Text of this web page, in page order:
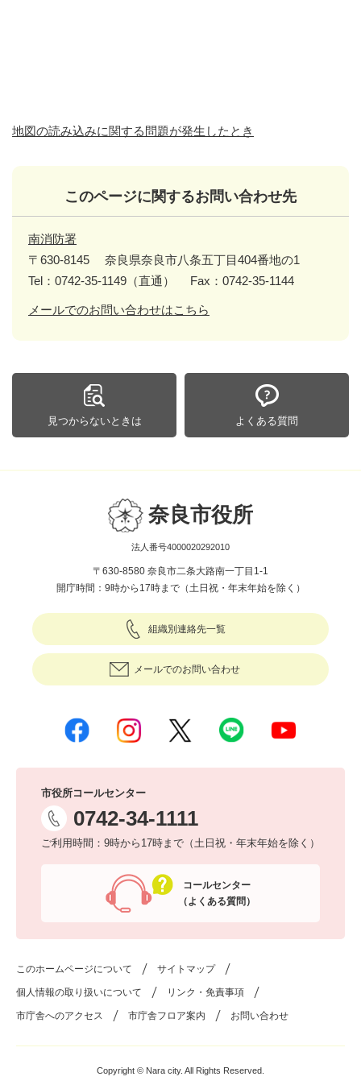
地図の読み込みに関する問題が発生したとき
このページに関するお問い合わせ先
南消防署
〒630-8145
奈良県奈良市八条五丁目404番地の1
Tel：0742-35-1149（直通）
Fax：0742-35-1144
メールでのお問い合わせはこちら
見つからないときは よくある質問
奈良市役所
法人番号4000020292010
〒630-8580 奈良市二条大路南一丁目1-1
開庁時間：9時から17時まで（土日祝・年末年始を除く）
組織別連絡先一覧
メールでのお問い合わせ
市役所コールセンター
0742-34-1111
ご利用時間：9時から17時まで（土日祝・年末年始を除く）
コールセンター
（よくある質問）
このホームページについて サイトマップ
個人情報の取り扱いについて リンク・免責事項
市庁舎へのアクセス 市庁舎フロア案内 お問い合わせ
Copyright © Nara city. All Rights Reserved.